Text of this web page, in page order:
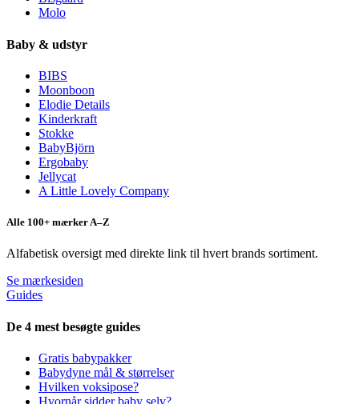
Molo
Baby & udstyr
BIBS
Moonboon
Elodie Details
Kinderkraft
Stokke
BabyBjörn
Ergobaby
Jellycat
A Little Lovely Company
Alle 100+ mærker A–Z
Alfabetisk oversigt med direkte link til hvert brands sortiment.
Se mærkesiden
Guides
De 4 mest besøgte guides
Gratis babypakker
Babydyne mål & størrelser
Hvilken voksipose?
Hvornår sidder baby selv?